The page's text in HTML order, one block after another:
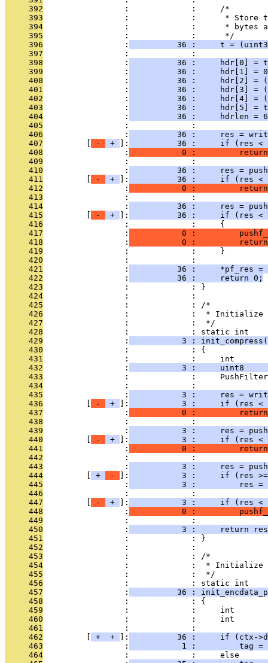
     392
                 :             :     /*
     393
:             :      * Store
     394
:             :      * bytes
     395
                 :             :      */
     396
                 :
36 :     t =
     397
                 :             :
     398
                 :
36 :     hdr[0] =
     399
                 :
36 :     hdr[1] =
     400
                 :
36 :     hdr[2] =
     401
                 :
36 :     hdr[3] =
     402
                 :
36 :     hdr[4] =
     403
                 :
36 :     hdr[5] =
     404
                 :
36 :     hdrlen =
     405
                 :             :
     406
                 :
36 :     res =
     407
- + ]:
36 :     if (res <
     408
                 :
0 :
     409
                 :             :
     410
                 :
36 :     res =
     411
- + ]:
36 :     if (res <
     412
                 :
0 :
     413
                 :             :
     414
                 :
36 :     res =
     415
- + ]:
36 :     if (res <
     416
                 :             :     {
     417
                 :
0 :
     418
                 :
0 :
     419
                 :             :     }
     420
                 :             :
     421
                 :
36 :     *pf_res =
     422
                 :
          36 :     return 0;
     423
                 :             : }
     424
                 :             :
     425
                 :             : /*
     426
:             :  * Initialize
     427
                 :             :  */
     428
                 :             : static int
     429
                 :
3 :
     430
                 :             : {
     431
:             :     int
     432
                 :
3 :     uint8
     433
:             :
     434
                 :             :
     435
                 :
3 :     res =
     436
- + ]:
3 :     if (res <
     437
                 :
0 :
     438
                 :             :
     439
                 :
3 :     res =
     440
- + ]:
3 :     if (res <
     441
                 :
0 :
     442
                 :             :
     443
                 :
3 :     res =
     444
+ - ]:
3 :     if (res
     445
                 :
3 :         res =
     446
                 :             :
     447
- + ]:
3 :     if (res <
     448
                 :
0 :
     449
                 :             :
     450
                 :
3 :     return
     451
                 :             : }
     452
                 :             :
     453
                 :             : /*
     454
:             :  * Initialize
     455
                 :             :  */
     456
                 :             : static int
     457
                 :
36 :
     458
                 :             : {
     459
:             :     int
     460
:             :     int
     461
                 :             :
     462
+ + ]:
36 :     if (ctx-
     463
                 :
1 :         tag =
     464
                 :             :     else